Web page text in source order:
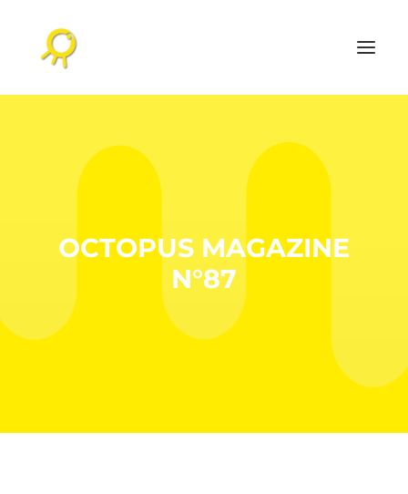
ACCUEIL
AGENDA CULTUREL
RÉALISATIONS
NOS PUBLICATIONS
CONTACT
OCTOPUS MAGAZINE
N°87